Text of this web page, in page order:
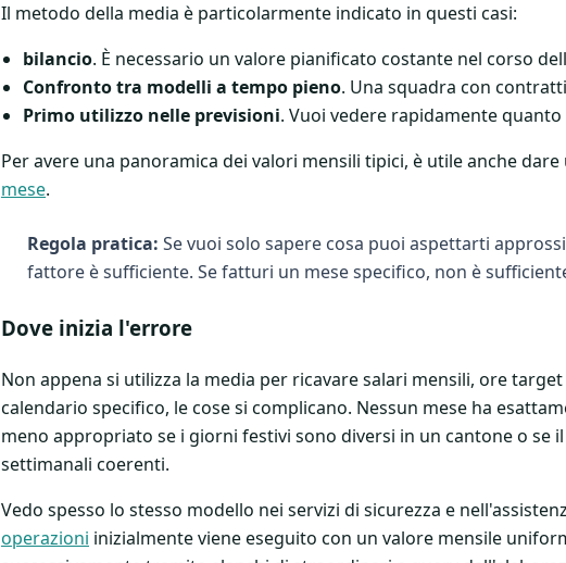
Il metodo della media è particolarmente indicato in questi casi:
bilancio. È necessario un valore pianificato costante nel corso
Confronto tra modelli a tempo pieno. Una squadra con
Primo utilizzo nelle previsioni. Vuoi vedere rapidamente
Per avere una panoramica dei valori mensili tipici, è utile anche dare
mese.
Regola pratica: Se vuoi solo sapere cosa puoi aspettarti
fattore è sufficiente. Se fatturi un mese specifico, non è
Dove inizia l'errore
Non appena si utilizza la media per ricavare salari mensili, ore
calendario specifico, le cose si complicano. Nessun mese ha
meno appropriato se i giorni festivi sono diversi in un cantone o se
settimanali coerenti.
Vedo spesso lo stesso modello nei servizi di sicurezza e
operazioni inizialmente viene eseguito con un valore mensile